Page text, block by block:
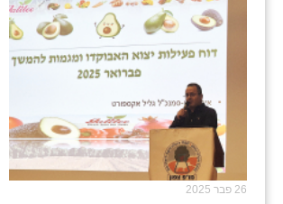
26 פבר 2025